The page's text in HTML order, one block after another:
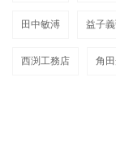
田中敏溥 益子
西渕工務店 角